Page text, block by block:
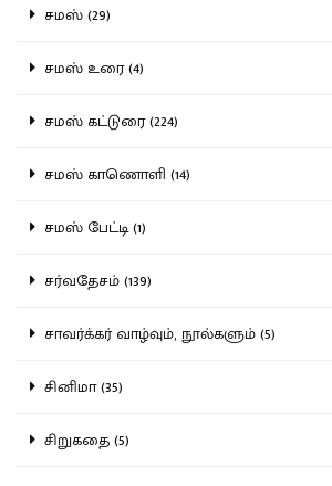
சமஸ் (29)
சமஸ் உரை (4)
சமஸ் கட்டுரை (224)
சமஸ் காணொளி (14)
சமஸ் பேட்டி (1)
சர்வதேசம் (139)
சாவர்க்கர் வாழ்வும், நூல்களும் (5)
சினிமா (35)
சிறுகதை (5)